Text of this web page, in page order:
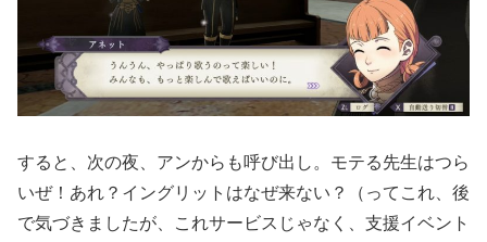
すると、次の夜、アンからも呼び出し。モテる先生はつら
いぜ！あれ？イングリットはなぜ来ない？（ってこれ、後
で気づきましたが、これサービスじゃなく、支援イベント